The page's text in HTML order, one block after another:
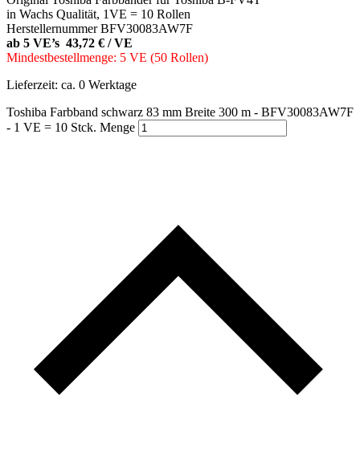
in Wachs Qualität, 1VE = 10 Rollen
Herstellernummer BFV30083AW7F
ab 5 VE’s 43,72 € / VE
Mindestbestellmenge: 5 VE (50 Rollen)
Lieferzeit: ca. 0 Werktage
Toshiba Farbband schwarz 83 mm Breite 300 m - BFV30083AW7F
- 1 VE = 10 Stck. Menge